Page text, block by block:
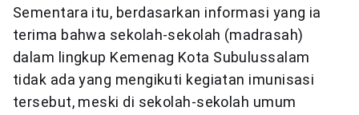
Sementara itu, berdasarkan informasi yang ia
terima bahwa sekolah-sekolah (madrasah)
dalam lingkup Kemenag Kota Subulussalam
tidak ada yang mengikuti kegiatan imunisasi
tersebut, meski di sekolah-sekolah umum